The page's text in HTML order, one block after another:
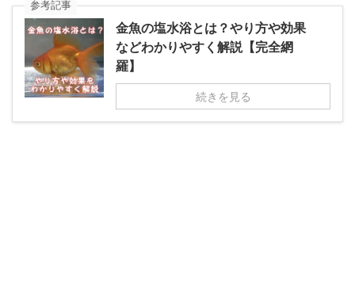
参考記事
金魚の塩水浴とは？やり方や効果
などわかりやすく解説【完全網
羅】
続きを見る